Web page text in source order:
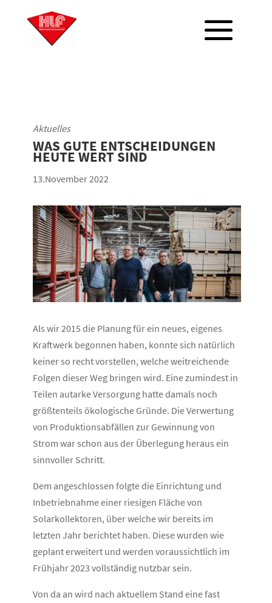
Aktuelles
WAS GUTE ENTSCHEIDUNGEN
HEUTE WERT SIND
13.November 2022
Als wir 2015 die Planung für ein neues, eigenes
Kraftwerk begonnen haben, konnte sich natürlich
keiner so recht vorstellen, welche weitreichende
Folgen dieser Weg bringen wird. Eine zumindest in
Teilen autarke Versorgung hatte damals noch
größtenteils ökologische Gründe. Die Verwertung
von Produktionsabfällen zur Gewinnung von
Strom war schon aus der Überlegung heraus ein
sinnvoller Schritt.
Dem angeschlossen folgte die Einrichtung und
Inbetriebnahme einer riesigen Fläche von
Solarkollektoren, über welche wir bereits im
letzten Jahr berichtet haben. Diese wurden wie
geplant erweitert und werden voraussichtlich im
Frühjahr 2023 vollständig nutzbar sein.
Von da an wird nach aktuellem Stand eine fast